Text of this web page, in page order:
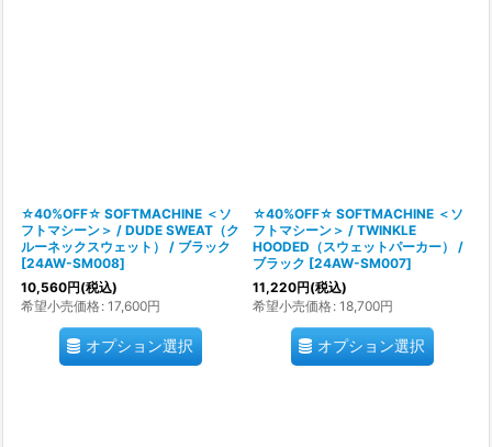
☆40%OFF☆ SOFTMACHINE ＜ソ
フトマシーン＞ / DUDE SWEAT（ク
ルーネックスウェット） / ブラック
[24AW-SM008]
10,560円(税込)
希望小売価格: 17,600円
オプション選択
☆40%OFF☆ SOFTMACHINE ＜ソ
フトマシーン＞ / TWINKLE
HOODED（スウェットパーカー） /
ブラック [24AW-SM007]
11,220円(税込)
希望小売価格: 18,700円
オプション選択